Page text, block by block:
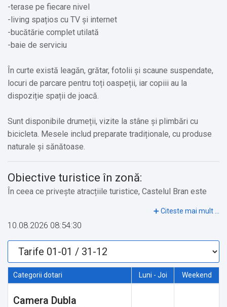
-terase pe fiecare nivel
-living spațios cu TV și internet
-bucătărie complet utilată
-baie de serviciu
În curte există leagăn, grătar, fotolii și scaune suspendate,
locuri de parcare pentru toți oaspeții, iar copiii au la
dispoziție spații de joacă.
Sunt disponibile drumeții, vizite la stâne și plimbări cu
bicicleta. Mesele includ preparate tradiționale, cu produse
naturale și sănătoase.
Obiective turistice în zonă:
În ceea ce privește atracțiile turistice, Castelul Bran este
Amfiteatrul Transilvania, Peștera Dâmbovicioara, Peștera
Valea Cetății, Peștera Liliecilor, Rezervația Bio-Ecologică
Cheile Moieciului, Rezervația Naturală Cascada "La
Chișătoare", Moara de Apă, Biserica Adormirea Maicii
Domnului din Cheia (construită în 1818), Biserica Sfântul
Nicolae din Moieciu de Jos (din secolul al XVIII-lea),
10.08.2026 08:54:30
Categorii dotari Luni - Joi Weekend
Camera Dubla